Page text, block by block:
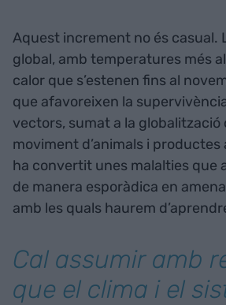
Aquest increment no és casual.
global, amb temperatures més
calor que s’estenen fins al
que afavoreixen la
vectors, sumat a la globalització
moviment d’animals i
ha convertit unes malalties que
de manera esporàdica en
amb les quals haurem
Cal assumir amb
que el clima i el